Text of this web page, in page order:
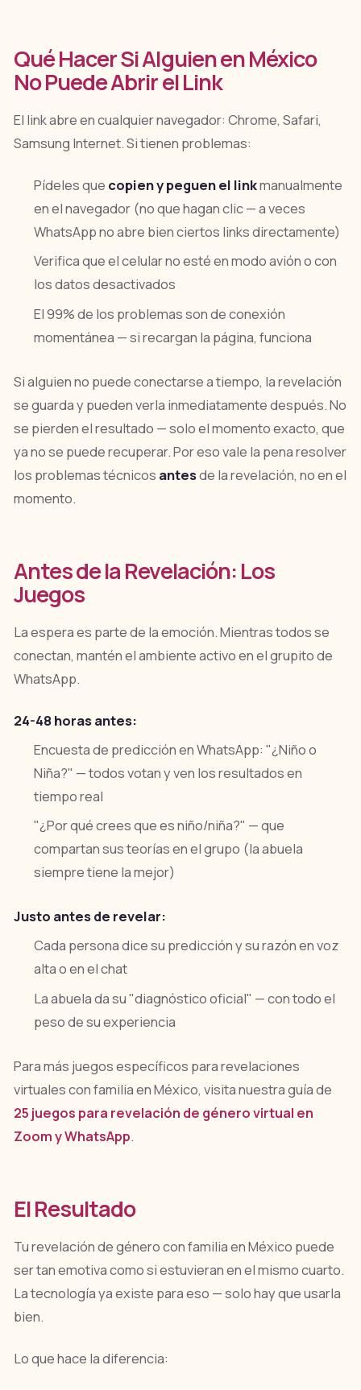
Qué Hacer Si Alguien en México
No Puede Abrir el Link
El link abre en cualquier navegador: Chrome, Safari,
Samsung Internet. Si tienen problemas:
Pídeles que copien y peguen el linkmanualmente
en el navegador (no que hagan clic — a veces
WhatsApp no abre bien ciertos links directamente)
Verifica que el celular no esté en modo avión o con
los datos desactivados
El 99% de los problemas son de conexión
momentánea — si recargan la página, funciona
Si alguien no puede conectarse a tiempo, la revelación
se guarda y pueden verla inmediatamente después. No
se pierden el resultado — solo el momento exacto, que
ya no se puede recuperar. Por eso vale la pena resolver
los problemas técnicos antesde la revelación, no en el
momento.
Antes de la Revelación: Los
Juegos
La espera es parte de la emoción. Mientras todos se
conectan, mantén el ambiente activo en el grupito de
WhatsApp.
24-48 horas antes:
Encuesta de predicción en WhatsApp: "¿Niño o
Niña?" — todos votan y ven los resultados en
tiempo real
"¿Por qué crees que es niño/niña?" — que
compartan sus teorías en el grupo (la abuela
siempre tiene la mejor)
Justo antes de revelar:
Cada persona dice su predicción y su razón en voz
alta o en el chat
La abuela da su "diagnóstico oficial" — con todo el
peso de su experiencia
Para más juegos específicos para revelaciones
virtuales con familia en México, visita nuestra guía de
25 juegos para revelación de género virtual en
Zoom y WhatsApp.
El Resultado
Tu revelación de género con familia en México puede
ser tan emotiva como si estuvieran en el mismo cuarto.
La tecnología ya existe para eso — solo hay que usarla
bien.
Lo que hace la diferencia: